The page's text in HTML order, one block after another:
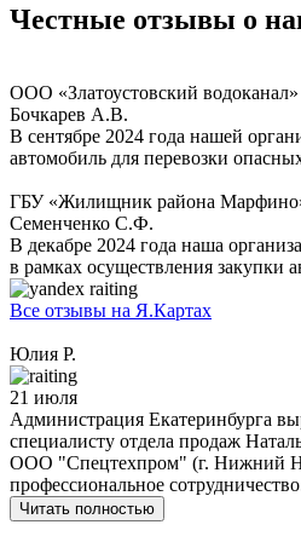
Честные отзывы о
ООО «Златоустовский водоканал»
Бочкарев А.В.
В сентябре 2024 года нашей
автомобиль для перевозки
ГБУ «Жилищник района
Семенченко С.Ф.
В декабре 2024 года наша
в рамках осуществления закупки
Все отзывы на Я.Картах
Юлия Р.
21 июля
Администрация Екатеринбурга
специалисту отдела продаж
ООО "Спецтехпром" (г. Нижний
профессиональное
Читать полностью